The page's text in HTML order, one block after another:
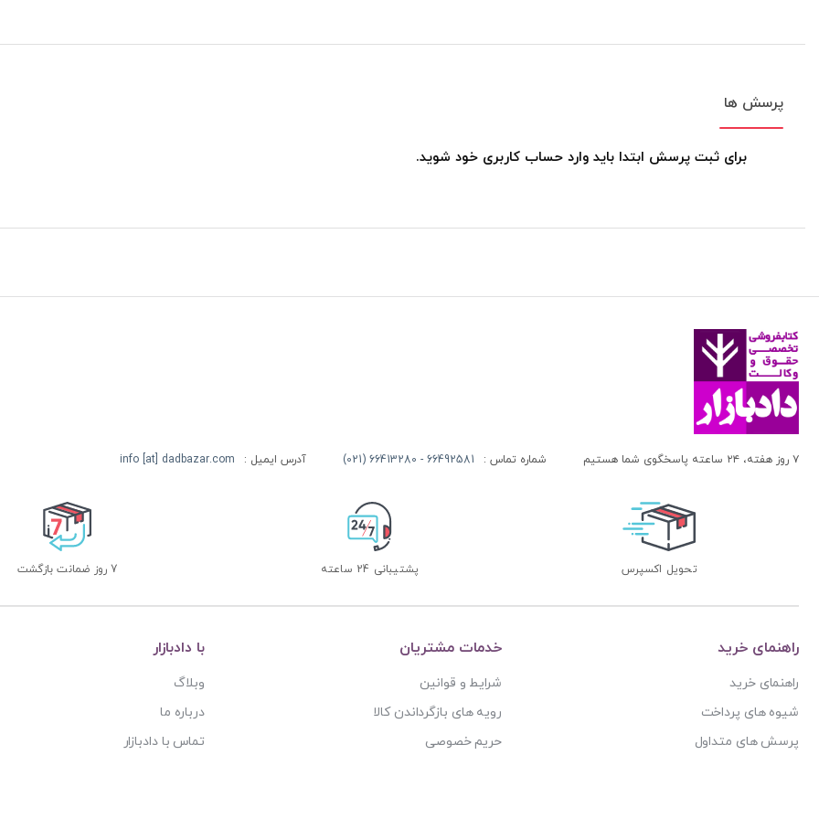
پرسش ها
برای ثبت پرسش ابتدا باید وارد حساب کاربری خود شوید.
۷ روز هفته، ۲۴ ساعته پاسخگوی شما هستیم شماره تماس : 66492581 - 66413280 (021) آدرس ایمیل : info [at] dadbazar.com
تحویل اکسپرس پشتیبانی 24 ساعته 7 روز ضمانت بازگشت
راهنمای خرید
راهنمای خرید
شیوه های پرداخت
پرسش های متداول
خدمات مشتریان
شرایط و قوانین
رویه های بازگرداندن کالا
حریم خصوصی
با دادبازار
وبلاگ
درباره ما
تماس با دادبازار